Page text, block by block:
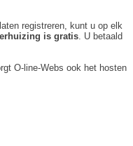
registreren, kunt u op elk
is gratis. U betaald
O-line-Webs ook het hosten